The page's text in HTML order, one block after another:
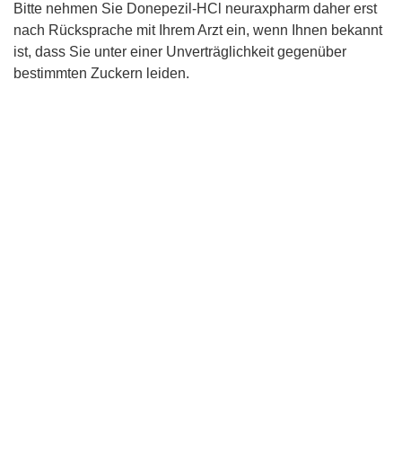
Bitte nehmen Sie Donepezil-HCl neuraxpharm daher erst
nach Rücksprache mit Ihrem Arzt ein, wenn Ihnen bekannt
ist, dass Sie unter einer Unverträglichkeit gegenüber
bestimmten Zuckern leiden.